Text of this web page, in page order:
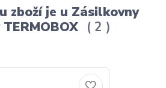
zboží je u Zásilkovny
2